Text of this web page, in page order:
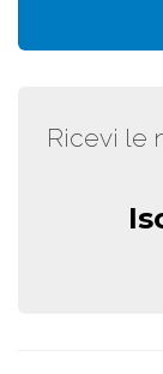
Ricevi le